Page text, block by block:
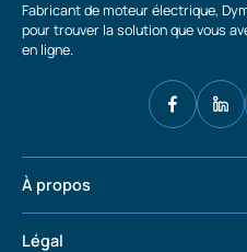
Fabricant de moteur électrique,
pour trouver la solution que vous
en ligne.
À propos
Légal